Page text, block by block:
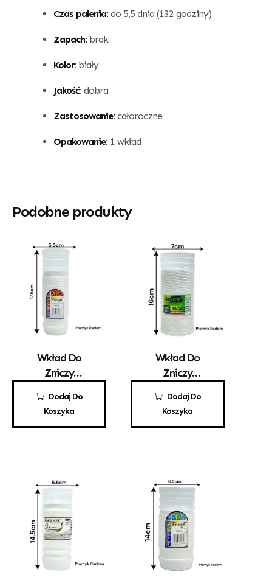
Czas palenia: do 5,5 dnia (132 godziny)
Zapach: brak
Kolor: biały
Jakość: dobra
Zastosowanie: całoroczne
Opakowanie: 1 wkład
Podobne produkty
Dodaj Do
Koszyka
Wkład Do
Zniczy
Promyk 3
3,50 zł
Dodaj Do
Koszyka
Wkład Do
Zniczy
EKO ZW 26
5,30 zł